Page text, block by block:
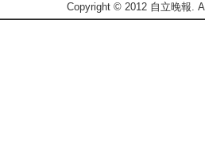
Copyright © 2012 自立晚報.